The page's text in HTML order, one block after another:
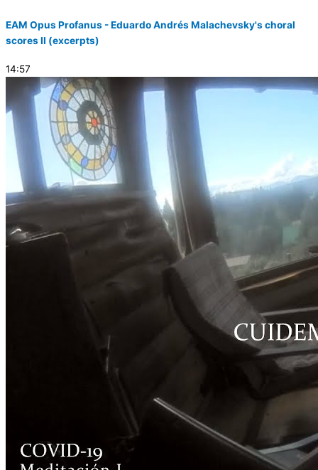
EAM Opus Profanus - Eduardo Andrés Malachevsky's choral
scores II (excerpts)
14:57